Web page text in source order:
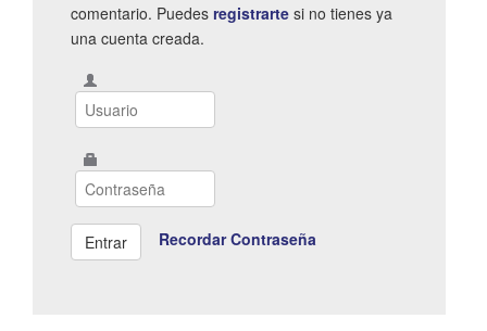
comentario. Puedes registrarte si no tienes ya
una cuenta creada.
Recordar Contraseña